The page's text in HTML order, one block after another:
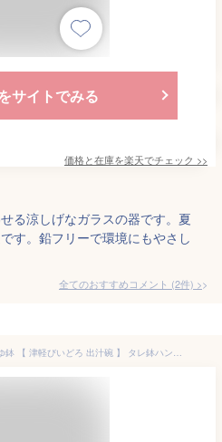
サイトでみる
価格と在庫を楽天でチェック >>
る涼しげなガラスの器です。夏
す。鉛フリーで環境にもやさし
全てのおすすめコメント (2件) >
ガラス そば猪口 おちょこ つゆ鉢 【 津軽びいどろ 出汁碗 】 タレ鉢ハンドメイド そば うどん 小鉢 そうめん 鉢 日本製 ガラス食器 手作り 涼食器 石塚硝子 アデリア 誕生日プレゼント